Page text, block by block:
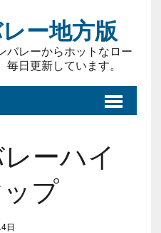
ー地方版
バレーからホットなロー
日更新しています。
ーハイ
プ
日